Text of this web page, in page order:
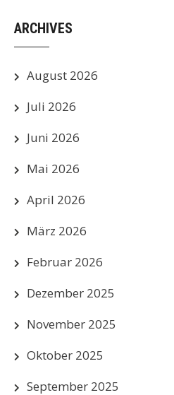
ARCHIVES
August 2026
Juli 2026
Juni 2026
Mai 2026
April 2026
März 2026
Februar 2026
Dezember 2025
November 2025
Oktober 2025
September 2025